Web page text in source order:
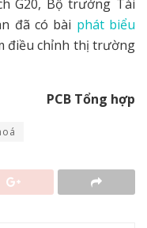
G20, Bộ trưởng Tài
đã có bài phát biểu
điều chỉnh thị trường
PCB Tổng hợp